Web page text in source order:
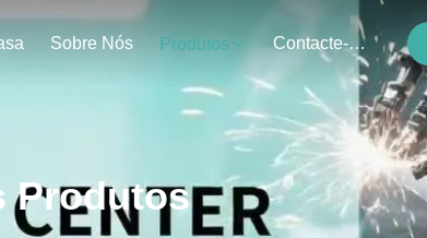
Sobre Nós Produtos Contacte-Nos
Produtos